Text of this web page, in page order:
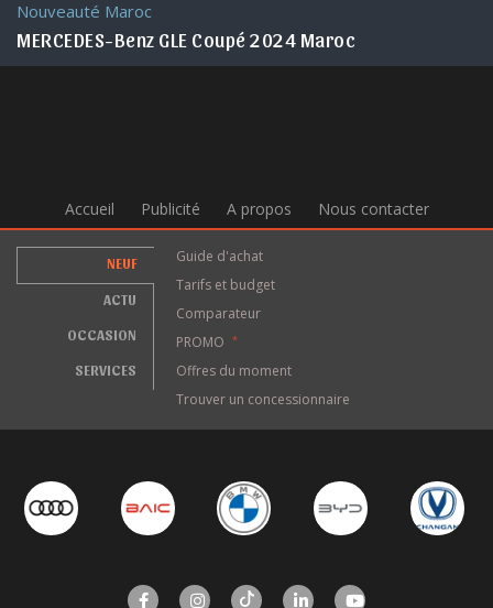
Nouveauté Maroc
MERCEDES-Benz GLE Coupé 2024 Maroc
Accueil Publicité A propos Nous contacter
NEUF
ACTU
OCCASION
SERVICES
Guide d'achat
Tarifs et budget
Comparateur
PROMO
*
Offres du moment
Trouver un concessionnaire